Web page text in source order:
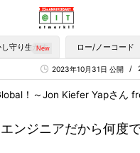
守り生かす ロー/ノーコード
2023年10月31日 公開
ンジニアだから何度
！～Jon Kiefer Yapさん